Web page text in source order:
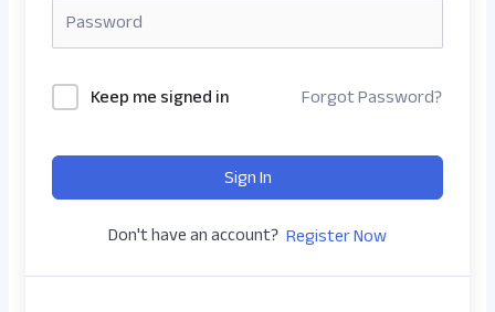
Keep me signed in Forgot Password?
Sign In
Don't have an account? Register Now